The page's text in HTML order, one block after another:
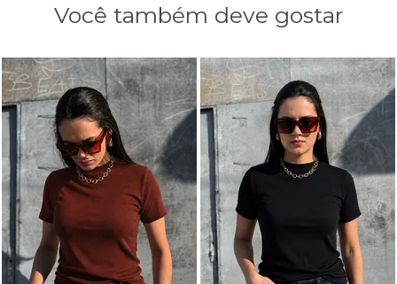
Você também deve gostar